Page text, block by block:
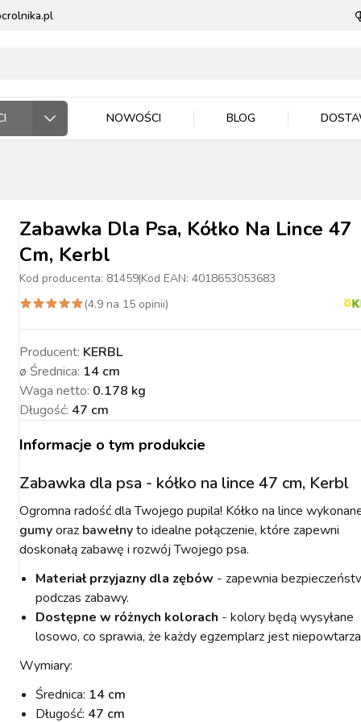
WIADRA,
I
ARTYKUŁY
TECHNICZNE
ZAKISZANIE
PIES KOT PTAKI
MASZYNKI DO
DLA
KONIA
PAKUJEMY SIĘ NA
ZAWODY
ZWALCZANIE
SZKODNIKÓW
MUCHY W STAJNI.
STOP
NOWOŚCI KERBL
2022
NAWOZY ZIEMIA I PODŁOŻA
BYDŁO TRZODA DRÓB
POMIAROWE
BYDŁO TRZODA DRÓB
NOWOŚCI BLOG
Zabawka Dla Psa, Kółko Na Lince 47
Cm, Kerbl
Kod producenta: 81459|Kod EAN: 4018653053683
(4.9 na 15 opinii)
Producent: KERBL
ø Średnica: 14 cm
Waga netto: 0.178 kg
Długość: 47 cm
Informacje o tym produkcie
Zabawka dla psa - kółko na lince 47 cm, Kerbl
Ogromna radość dla Twojego pupila! Kółko na lince
gumyoraz bawełnyto idealne połączenie, które zapewni
doskonałą zabawę i rozwój Twojego psa.
Materiał przyjazny dla zębów - zapewnia
podczas zabawy.
Dostępne w różnych kolorach - kolory będą wysyłane
losowo, co sprawia, że każdy egzemplarz jest
Wymiary:
Średnica: 14 cm
Długość: 47 cm